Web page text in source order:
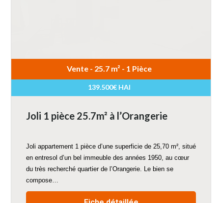
Vente - 25.7 m² - 1 Pièce
139.500€ HAI
Joli 1 pièce 25.7m² à l’Orangerie
Joli appartement 1 pièce d’une superficie de 25,70 m², situé
en entresol d’un bel immeuble des années 1950, au cœur
du très recherché quartier de l’Orangerie. Le bien se
compose…